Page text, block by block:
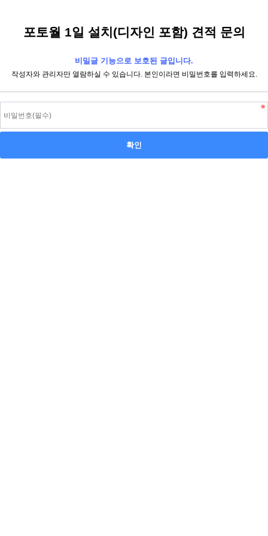
포토월 1일 설치(디자인 포함) 견적 문의
비밀글 기능으로 보호된 글입니다.
작성자와 관리자만 열람하실 수 있습니다. 본인이라면 비밀번호를 입력하세요.